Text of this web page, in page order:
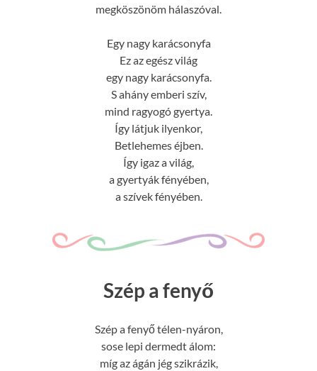
megköszönöm hálaszóval.
Egy nagy karácsonyfa
Ez az egész világ
egy nagy karácsonyfa.
S ahány emberi szív,
mind ragyogó gyertya.
Így látjuk ilyenkor,
Betlehemes éjben.
Így igaz a világ,
a gyertyák fényében,
a szívek fényében.
Szép a fenyő
Szép a fenyő télen-nyáron,
sose lepi dermedt álom:
míg az ágán jég szikrázik,